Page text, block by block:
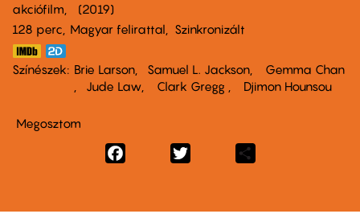
akciófilm
2019
128 perc,
Magyar felirattal Szinkronizált
Színészek Brie Larson Samuel L. Jackson
Gemma Chan
Jude Law
Clark Gregg Djimon Hounsou
Megosztom
Facebook